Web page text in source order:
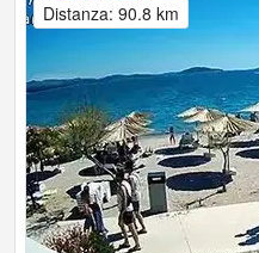
Distanza: 90.8 km